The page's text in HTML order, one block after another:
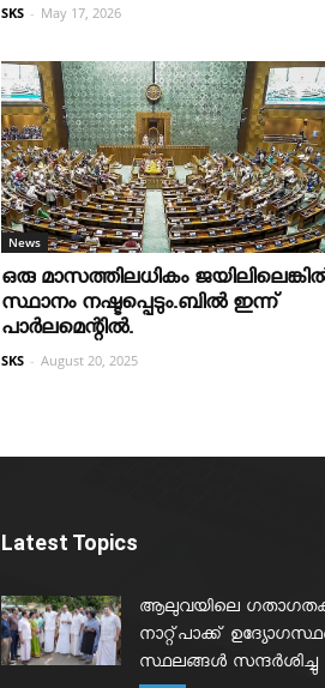
SKS - May 17, 2026
News
ഒരു മാസത്തിലധികം ജയിലിലെങ്കില്‍
സ്ഥാനം നഷ്ടപ്പെടും.ബില്‍ ഇന്ന്
പാര്‍ലമെന്റില്‍.
SKS - August 20, 2025
Latest Topics
ആലുവയിലെ
നാറ്റ്പാക്ക്
സ്ഥലങ്ങൾ സന്ദർശിച്ചു